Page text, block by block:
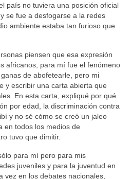
país no tuviera una posición oficial
se fue a desfogarse a la redes
ambiente estaba tan furioso que
piensen que esa expresión
africanos, para mí fue el fenómeno
de abofetearle, pero mi
y escribir una carta abierta que
En esta carta, expliqué por qué
por edad, la discriminación contra
y no sé cómo se creó un jaleo
en todos los medios de
tuvo que dimitir.
para mí pero para mis
juveniles y para la juventud en
vez en los debates nacionales,